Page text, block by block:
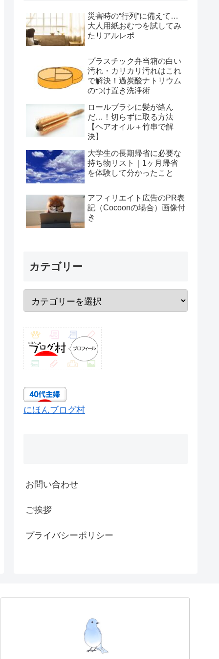
災害時の“行列”に備えて…
大人用紙おむつを試してみ
たリアルレポ
プラスチック弁当箱の白い
汚れ・カリカリ汚れはこれ
で解決！過炭酸ナトリウム
のつけ置き洗浄術
ロールブラシに髪が絡ん
だ…！切らずに取る方法
【ヘアオイル＋竹串で解
決】
大学生の長期帰省に必要な
持ち物リスト｜1ヶ月帰省
を体験して分かったこと
アフィリエイト広告のPR表
記（Cocoonの場合）画像付
き
カテゴリー
にほんブログ村
お問い合わせ
ご挨拶
プライバシーポリシー